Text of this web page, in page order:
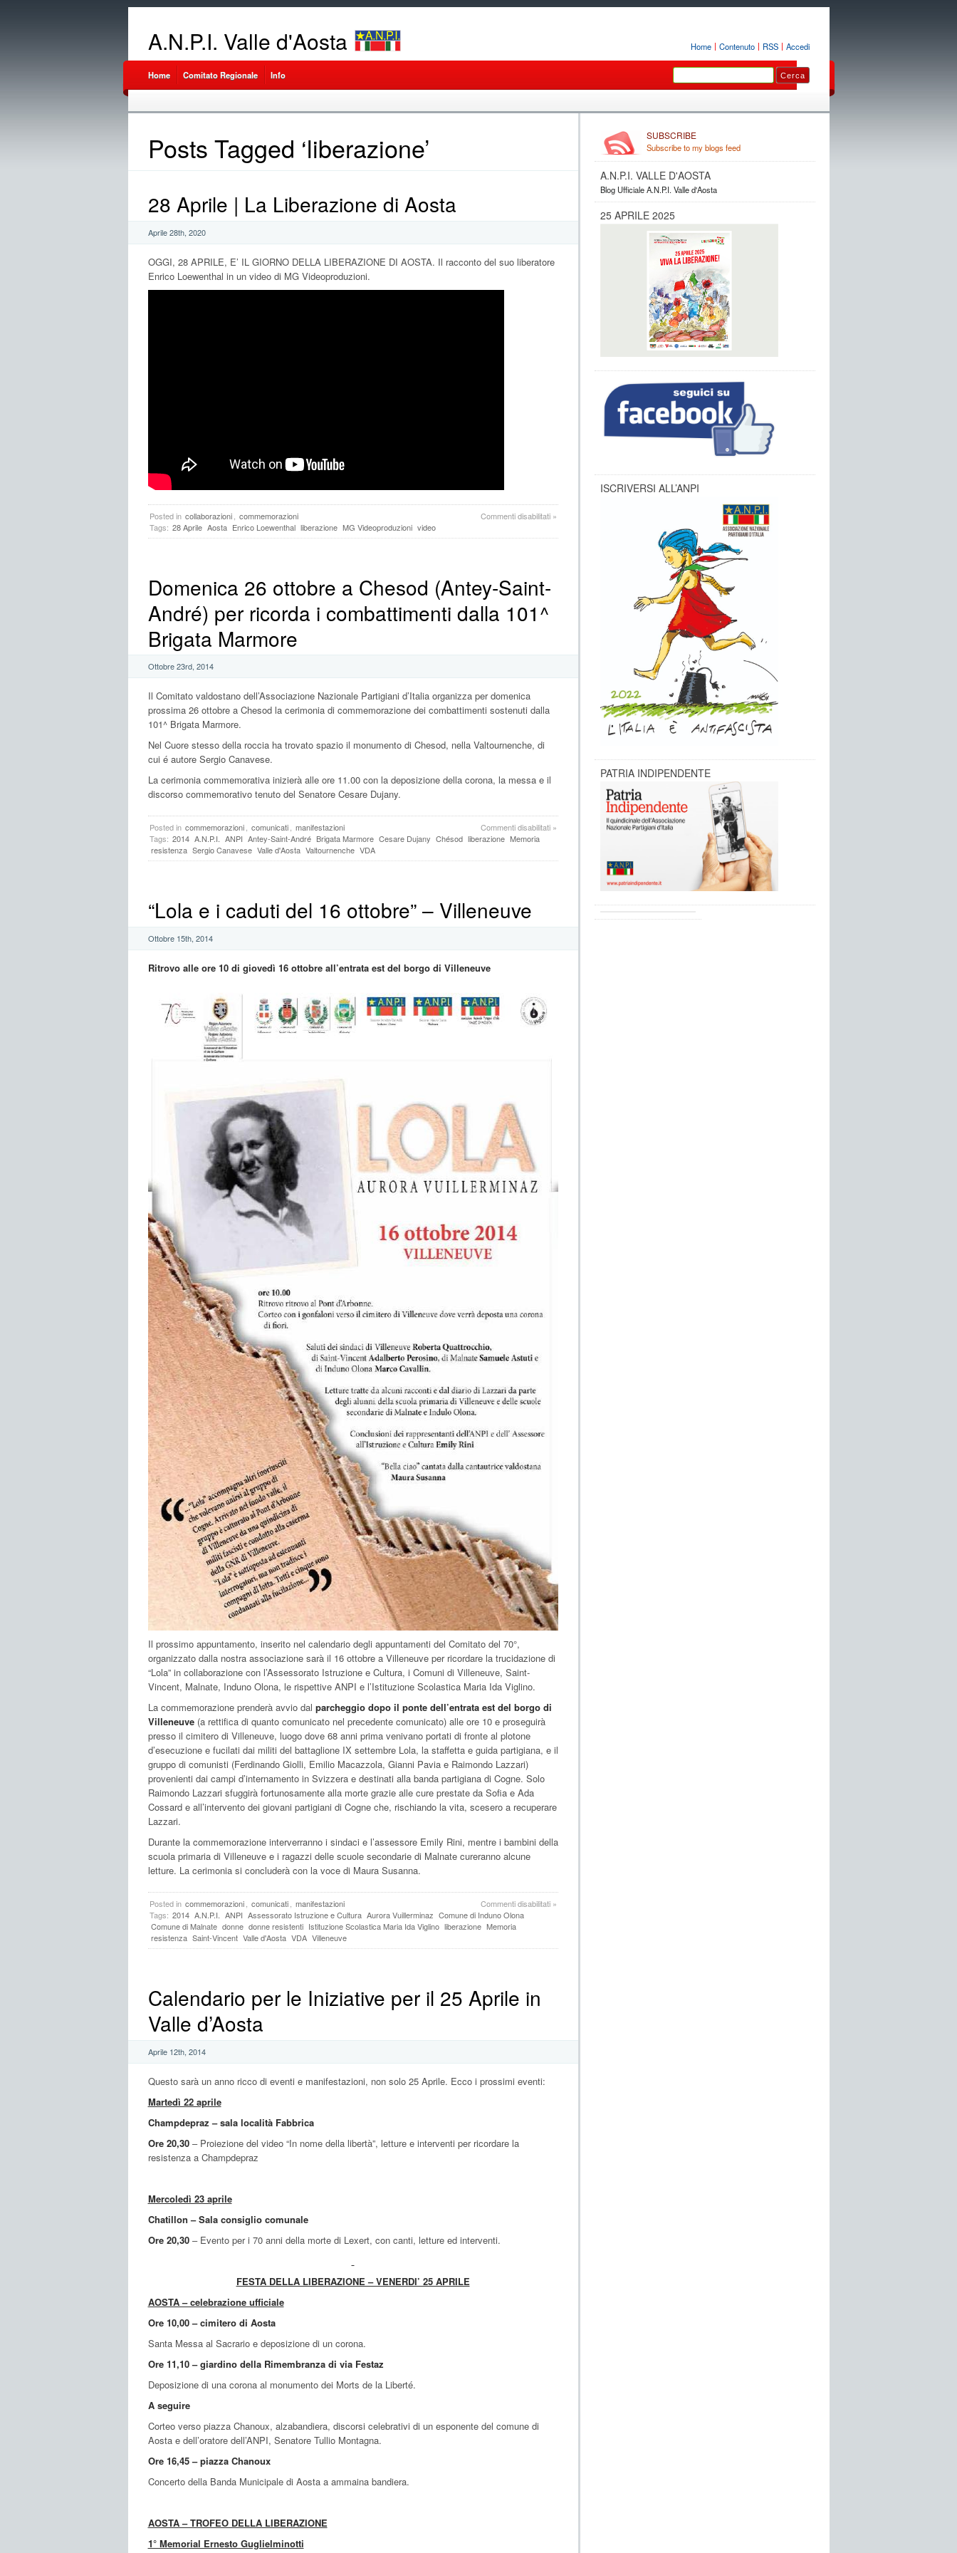
Home Contenuto RSS Accedi
A.N.P.I. Valle d'Aosta
Home Comitato Regionale Info
Posts Tagged ‘liberazione’
28 Aprile | La Liberazione di Aosta
Aprile 28th, 2020
OGGI, 28 APRILE, E’ IL GIORNO DELLA LIBERAZIONE DI AOSTA. Il racconto del suo liberatore
Enrico Loewenthal in un video di MG Videoproduzioni.
Commenti disabilitatisu
Aprile
»
Posted in collaborazioni
commemorazioni
Tags: 28 Aprile Aosta Enrico Loewenthal liberazione MG Videoproduzioni video
Domenica 26 ottobre a Chesod (Antey-Saint-
André) per ricorda i combattimenti dalla 101^
Brigata Marmore
Ottobre 23rd, 2014
Il Comitato valdostano dell’Associazione Nazionale Partigiani d’Italia organizza per domenica
prossima 26 ottobre a Chesod la cerimonia di commemorazione dei combattimenti sostenuti dalla
101^ Brigata Marmore.
Nel Cuore stesso della roccia ha trovato spazio il monumento di Chesod, nella Valtournenche, di
cui é autore Sergio Canavese.
La cerimonia commemorativa inizierà alle ore 11.00 con la deposizione della corona, la messa e il
discorso commemorativo tenuto del Senatore Cesare Dujany.
Commenti disabilitatisu
ottobre
per
i
»
Posted in commemorazioni , comunicati , manifestazioni
Tags: 2014 A.N.P.I. ANPI Antey-Saint-André Brigata Marmore Cesare Dujany Chésod liberazione Memoria
resistenza Sergio Canavese Valle d'Aosta Valtournenche VDA
“Lola e i caduti del 16 ottobre” – Villeneuve
Ottobre 15th, 2014
Ritrovo alle ore 10 di giovedì 16 ottobre all’entrata est del borgo di Villeneuve
Il prossimo appuntamento, inserito nel calendario degli appuntamenti del Comitato del 70°,
organizzato dalla nostra associazione sarà il 16 ottobre a Villeneuve per ricordare la trucidazione di
“Lola” in collaborazione con l’Assessorato Istruzione e Cultura, i Comuni di Villeneuve, Saint-
Vincent, Malnate, Induno Olona, le rispettive ANPI e l’Istituzione Scolastica Maria Ida Viglino.
La commemorazione prenderà avvio dal parcheggio dopo il ponte dell’entrata est del borgo di
Villeneuve(a rettifica di quanto comunicato nel precedente comunicato) alle ore 10 e proseguirà
presso il cimitero di Villeneuve, luogo dove 68 anni prima venivano portati di fronte al plotone
d’esecuzione e fucilati dai militi del battaglione IX settembre Lola, la staffetta e guida partigiana, e il
gruppo di comunisti (Ferdinando Giolli, Emilio Macazzola, Gianni Pavia e Raimondo Lazzari)
provenienti dai campi d’internamento in Svizzera e destinati alla banda partigiana di Cogne. Solo
Raimondo Lazzari sfuggirà fortunosamente alla morte grazie alle cure prestate da Sofia e Ada
Cossard e all’intervento dei giovani partigiani di Cogne che, rischiando la vita, scesero a recuperare
Lazzari.
Durante la commemorazione interverranno i sindaci e l’assessore Emily Rini, mentre i bambini della
scuola primaria di Villeneuve e i ragazzi delle scuole secondarie di Malnate cureranno alcune
letture. La cerimonia si concluderà con la voce di Maura Susanna.
Commenti disabilitatisu
caduti
»
Posted in commemorazioni comunicati
manifestazioni
Tags: 2014 A.N.P.I. ANPI Assessorato Istruzione e Cultura Aurora Vuillerminaz Comune di Induno Olona
Comune di Malnate donne donne resistenti Istituzione Scolastica Maria Ida Viglino liberazione Memoria
resistenza Saint-Vincent Valle d'Aosta VDA Villeneuve
Calendario per le Iniziative per il 25 Aprile in
Valle d’Aosta
Aprile 12th, 2014
Questo sarà un anno ricco di eventi e manifestazioni, non solo 25 Aprile. Ecco i prossimi eventi:
Martedì 22 aprile
Champdepraz – sala località Fabbrica
Ore 20,30– Proiezione del video “In nome della libertà”, letture e interventi per ricordare la
resistenza a Champdepraz
Mercoledì 23 aprile
Chatillon – Sala consiglio comunale
Ore 20,30– Evento per i 70 anni della morte di Lexert, con canti, letture ed interventi.
FESTA DELLA LIBERAZIONE – VENERDI’ 25 APRILE
AOSTA – celebrazione ufficiale
Ore 10,00 – cimitero di Aosta
Santa Messa al Sacrario e deposizione di un corona.
Ore 11,10 – giardino della Rimembranza di via Festaz
Deposizione di una corona al monumento dei Morts de la Liberté.
A seguire
Corteo verso piazza Chanoux, alzabandiera, discorsi celebrativi di un esponente del comune di
Aosta e dell’oratore dell’ANPI, Senatore Tullio Montagna.
Ore 16,45 – piazza Chanoux
Concerto della Banda Municipale di Aosta a ammaina bandiera.
AOSTA – TROFEO DELLA LIBERAZIONE
1° Memorial Ernesto Guglielminotti
SUBSCRIBE
Subscribe to my blogs feed
A.N.P.I. VALLE D'AOSTA
Blog Ufficiale A.N.P.I. Valle d'Aosta
25 APRILE 2025
ISCRIVERSI ALL’ANPI
PATRIA INDIPENDENTE